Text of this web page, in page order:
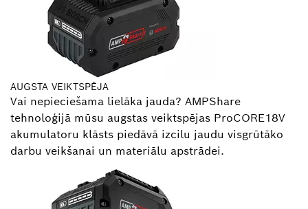
AUGSTA VEIKTSPĒJA
Vai nepieciešama lielāka jauda? AMPShare
tehnoloģijā mūsu augstas veiktspējas ProCORE18V
akumulatoru klāsts piedāvā izcilu jaudu visgrūtāko
darbu veikšanai un materiālu apstrādei.